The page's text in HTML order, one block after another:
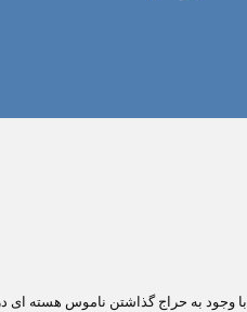
به حراج گذاشتن ناموس هسته ای در